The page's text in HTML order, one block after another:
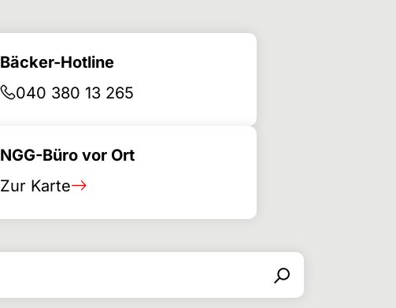
Bäcker-Hotline
040 380 13 265
NGG-Büro vor Ort
Zur Karte
Search